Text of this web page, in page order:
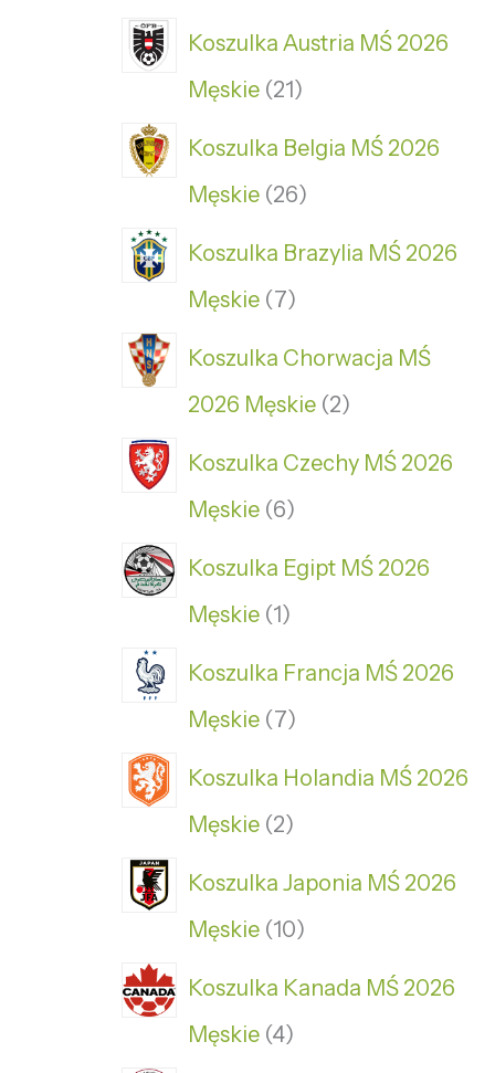
Koszulka Austria MŚ 2026
Męskie 21
Koszulka Belgia MŚ 2026
Męskie 26
Koszulka Brazylia MŚ 2026
Męskie 7
Koszulka Chorwacja MŚ
2026 Męskie 2
Koszulka Czechy MŚ 2026
Męskie 6
Koszulka Egipt MŚ 2026
Męskie 1
Koszulka Francja MŚ 2026
Męskie 7
Koszulka Holandia MŚ 2026
Męskie 2
Koszulka Japonia MŚ 2026
Męskie 10
Koszulka Kanada MŚ 2026
Męskie 4